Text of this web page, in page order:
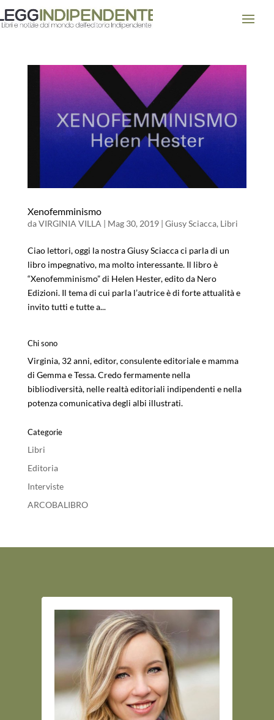
Xenofemminismo
daVIRGINIA VILLA| Mag 30, 2019| Giusy Sciacca, Libri
Ciao lettori, oggi la nostra Giusy Sciacca ci parla di un
libro impegnativo, ma molto interessante. Il libro è
“Xenofemminismo” di Helen Hester, edito da Nero
Edizioni. Il tema di cui parla l’autrice è di forte attualità e
invito tutti e tutte a...
Chi sono
Virginia, 32 anni, editor, consulente editoriale e mamma
di Gemma e Tessa. Credo fermamente nella
bibliodiversità, nelle realtà editoriali indipendenti e nella
potenza comunicativa degli albi illustrati.
Categorie
Libri
Editoria
Interviste
ARCOBALIBRO